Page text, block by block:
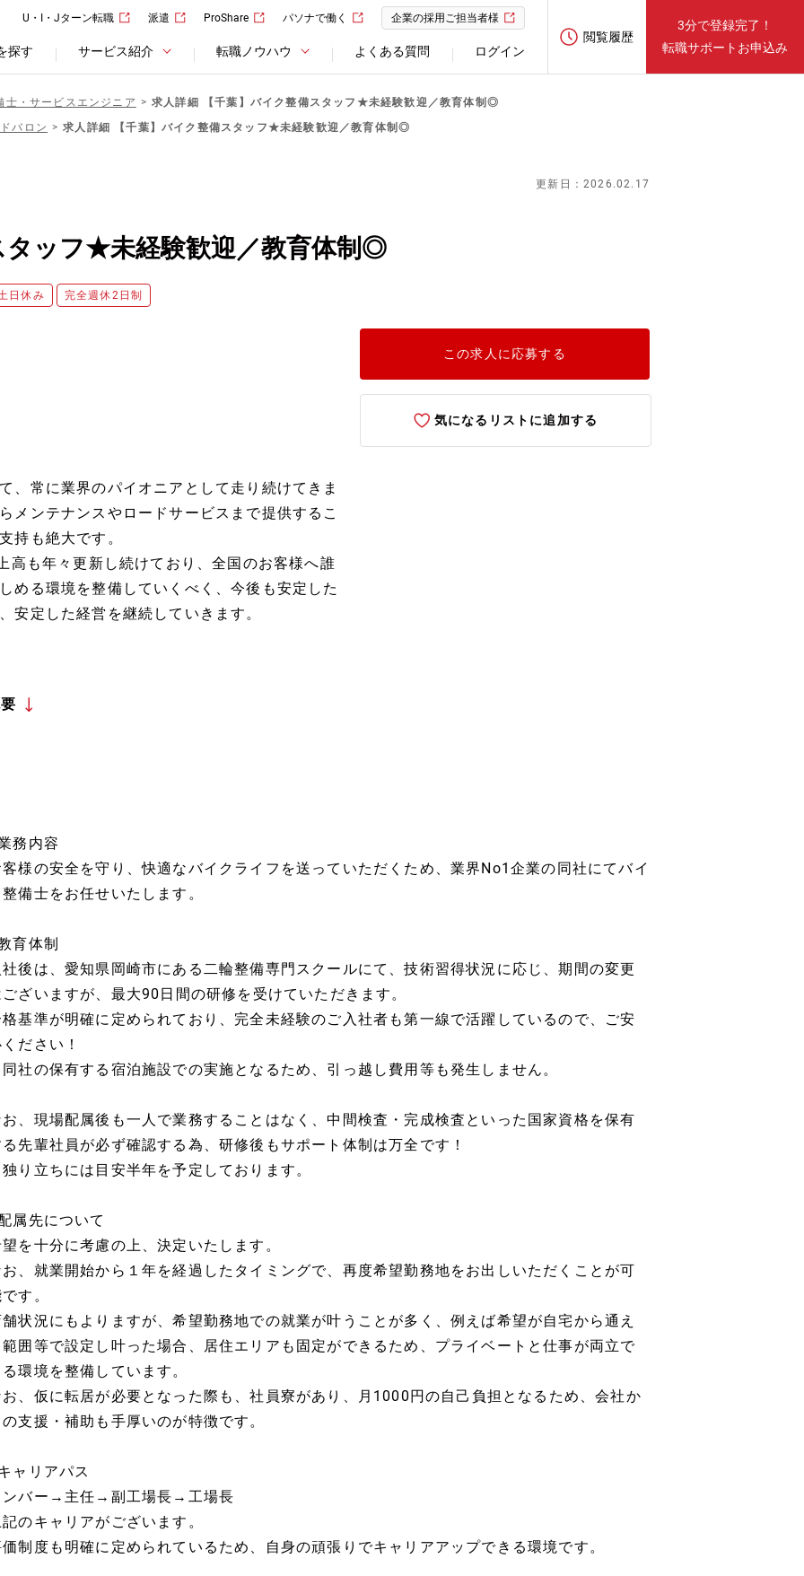
U・I・Jターン転職 派遣 ProShare パソナで働く 企業の採用ご担当者様
探す サービス紹介 転職ノウハウ よくある質問 ログイン
閲覧履歴
3分で登録完了！
転職サポートお申込み
士・サービスエンジニア
求人詳細 【千葉】バイク整備スタッフ★未経験歓迎／教育体制◎
バロン
求人詳細 【千葉】バイク整備スタッフ★未経験歓迎／教育体制◎
更新日：2026.02.17
タッフ★未経験歓迎／教育体制◎
日休み 完全週休2日制
、常に業界のパイオニアとして走り続けてきま
メンテナンスやロードサービスまで提供するこ
持も絶大です。
高も年々更新し続けており、全国のお客様へ誰
める環境を整備していくべく、今後も安定した
安定した経営を継続していきます。
この求人に応募する
気になるリストに追加する
務内容
様の安全を守り、快適なバイクライフを送っていただくため、業界No1企業の同社にてバイ
備士をお任せいたします。
育体制
後は、愛知県岡崎市にある二輪整備専門スクールにて、技術習得状況に応じ、期間の変更
ざいますが、最大90日間の研修を受けていただきます。
基準が明確に定められており、完全未経験のご入社者も第一線で活躍しているので、ご安
ださい！
社の保有する宿泊施設での実施となるため、引っ越し費用等も発生しません。
、現場配属後も一人で業務することはなく、中間検査・完成検査といった国家資格を保有
先輩社員が必ず確認する為、研修後もサポート体制は万全です！
り立ちには目安半年を予定しております。
属先について
を十分に考慮の上、決定いたします。
、就業開始から１年を経過したタイミングで、再度希望勤務地をお出しいただくことが可
す。
状況にもよりますが、希望勤務地での就業が叶うことが多く、例えば希望が自宅から通え
囲等で設定し叶った場合、居住エリアも固定ができるため、プライベートと仕事が両立で
環境を整備しています。
お、仮に転居が必要となった際も、社員寮があり、月1000円の自己負担となるため、会社か
支援・補助も手厚いのが特徴です。
ャリアパス
ンバー→主任→副工場長→工場長
のキャリアがございます。
制度も明確に定められているため、自身の頑張りでキャリアアップできる環境です。